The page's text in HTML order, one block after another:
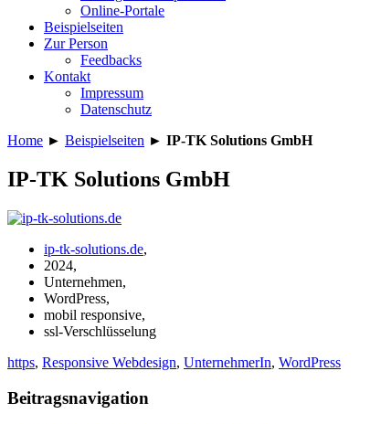
Online-Portale
Beispielseiten
Zur Person
Feedbacks
Kontakt
Impressum
Datenschutz
Home ► Beispielseiten ► IP-TK Solutions GmbH
IP-TK Solutions GmbH
ip-tk-solutions.de,
2024,
Unternehmen,
WordPress,
mobil responsive,
ssl-Verschlüsselung
https, Responsive Webdesign, UnternehmerIn, WordPress
Beitragsnavigation